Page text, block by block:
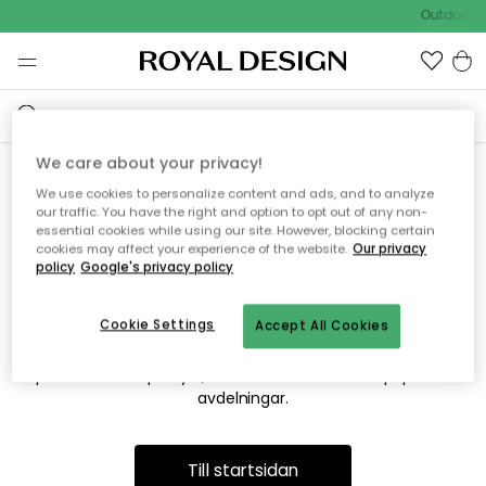
Outdoor
Vi hittar tyvärr inte sidan du
söker
Detta kan bero på att sidan inte längre finns eller att den har
flyttats. Vi ber om ursäkt för besväret. I menyn ovan kan du
avdelningar.
Till startsidan
We care about your privacy!
We use cookies to personalize content and ads, and to analyze
our traffic. You have the right and option to opt out of any non-
essential cookies while using our site. However, blocking certain
cookies may affect your experience of the website. Our privacy
policy Google's privacy policy
Accept All Cookies
Cookie Settings